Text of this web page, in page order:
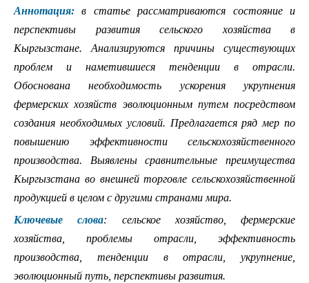
Аннотация: в статье рассматриваются состояние и
перспективы развития сельского хозяйства в
Кыргызстане. Анализируются причины существующих
проблем и наметившиеся тенденции в отрасли.
Обоснована необходимость ускорения укрупнения
фермерских хозяйств эволюционным путем посредством
создания необходимых условий. Предлагается ряд мер по
повышению эффективности сельскохозяйственного
производства. Выявлены сравнительные преимущества
Кыргызстана во внешней торговле сельскохозяйственной
продукцией в целом с другими странами мира.
Ключевые слова: сельское хозяйство, фермерские
хозяйства, проблемы отрасли, эффективность
производства, тенденции в отрасли, укрупнение,
эволюционный путь, перспективы развития.